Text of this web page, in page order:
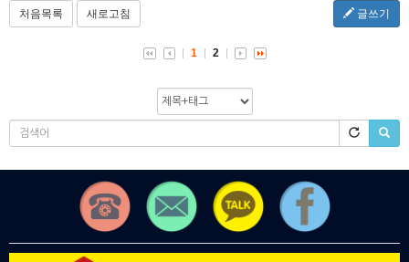
처음목록 새로고침 글쓰기
1 2